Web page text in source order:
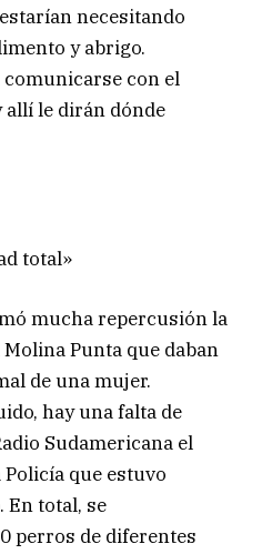
necesitando
y abrigo.
con el
le dirán dónde
total»
mucha repercusión la
Punta que daban
de una mujer.
hay una falta de
Sudamericana el
que estuvo
En total, se
perros de diferentes